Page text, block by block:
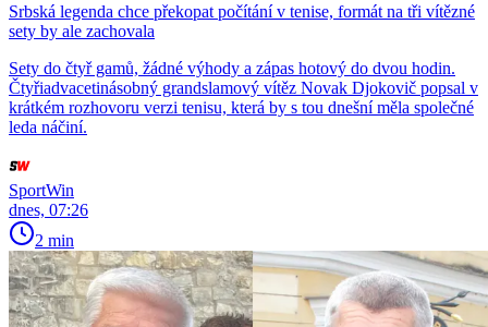
Srbská legenda chce překopat počítání v tenise, formát na tři vítězné
sety by ale zachovala
Sety do čtyř gamů, žádné výhody a zápas hotový do dvou hodin.
Čtyřiadvacetinásobný grandslamový vítěz Novak Djokovič popsal v
krátkém rozhovoru verzi tenisu, která by s tou dnešní měla společné
leda náčiní.
SportWin
dnes, 07:26
2 min